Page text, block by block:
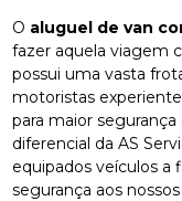
O aluguel de van
fazer aquela viagem
possui uma vasta
motoristas
para maior
diferencial da AS
equipados veículos
segurança aos